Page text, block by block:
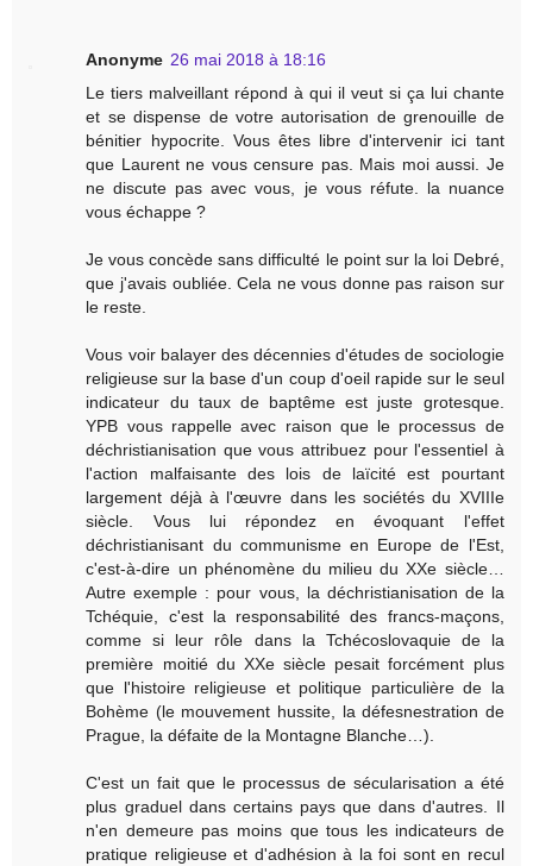
Anonyme 26 mai 2018 à 18:16
Le tiers malveillant répond à qui il veut si ça lui chante
et se dispense de votre autorisation de grenouille de
bénitier hypocrite. Vous êtes libre d'intervenir ici tant
que Laurent ne vous censure pas. Mais moi aussi. Je
ne discute pas avec vous, je vous réfute. la nuance
vous échappe ?
Je vous concède sans difficulté le point sur la loi Debré,
que j'avais oubliée. Cela ne vous donne pas raison sur
le reste.
Vous voir balayer des décennies d'études de sociologie
religieuse sur la base d'un coup d'oeil rapide sur le seul
indicateur du taux de baptême est juste grotesque.
YPB vous rappelle avec raison que le processus de
déchristianisation que vous attribuez pour l'essentiel à
l'action malfaisante des lois de laïcité est pourtant
largement déjà à l'œuvre dans les sociétés du XVIIIe
siècle. Vous lui répondez en évoquant l'effet
déchristianisant du communisme en Europe de l'Est,
c'est-à-dire un phénomène du milieu du XXe siècle…
Autre exemple : pour vous, la déchristianisation de la
Tchéquie, c'est la responsabilité des francs-maçons,
comme si leur rôle dans la Tchécoslovaquie de la
première moitié du XXe siècle pesait forcément plus
que l'histoire religieuse et politique particulière de la
Bohème (le mouvement hussite, la défesnestration de
Prague, la défaite de la Montagne Blanche…).
C'est un fait que le processus de sécularisation a été
plus graduel dans certains pays que dans d'autres. Il
n'en demeure pas moins que tous les indicateurs de
pratique religieuse et d'adhésion à la foi sont en recul